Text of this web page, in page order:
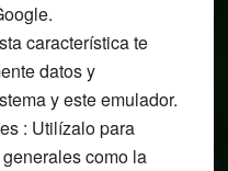
característica te
datos y
y este emulador.
: Utilízalo para
como la